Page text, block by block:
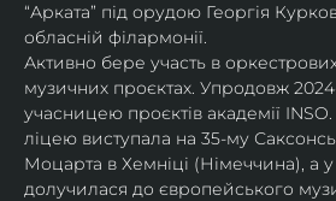
“Арката” під орудою Георгія
обласній філармонії.
Активно бере участь в
музичних проєктах. Упродовж
учасницею проєктів академії
ліцею виступала на 35-му
Моцарта в Хемніці (Німеччина), а у
долучилася до європейського